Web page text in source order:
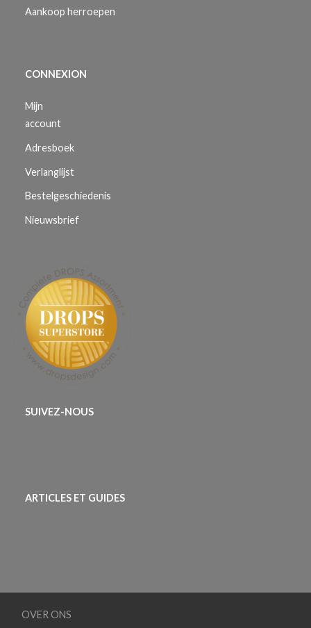
Aankoop herroepen
CONNEXION
Mijn
account
Adresboek
Verlanglijst
Bestelgeschiedenis
Nieuwsbrief
SUIVEZ-NOUS
ARTICLES ET GUIDES
OVER ONS